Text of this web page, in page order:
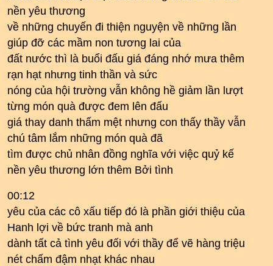
nền yêu thương
về những chuyến đi thiện nguyện về những lần
giúp đỡ các mầm non tương lai của
đất nước thì là buổi đấu giá đáng nhớ mưa thêm
rạn hạt nhưng tinh thần và sức
nóng của hội trường vẫn không hề giảm lần lượt
từng món quà được đem lên đấu
giá thay danh thấm mệt nhưng con thấy thầy vẫn
chú tâm lắm những món quà đã
tìm được chủ nhân đồng nghĩa với việc quỷ kế
nền yêu thương lớn thêm Bởi tình
00:12
yêu của các cô xấu tiếp đó là phần giới thiệu của
Hanh lợi về bức tranh mà anh
dành tất cả tình yêu đối với thầy để vẽ hàng triệu
nét chấm đậm nhạt khác nhau